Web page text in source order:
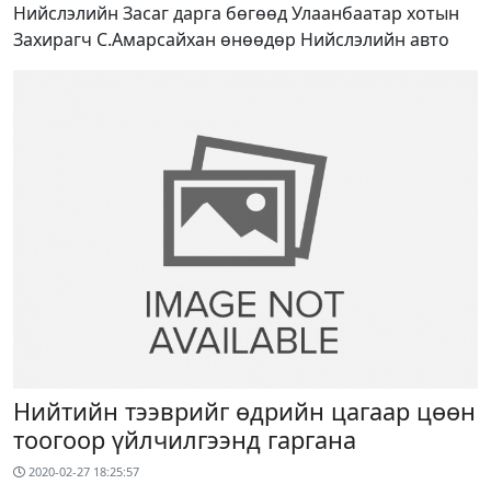
Нийслэлийн Засаг дарга бөгөөд Улаанбаатар хотын
Захирагч С.Амарсайхан өнөөдөр Нийслэлийн авто
Нийтийн тээврийг өдрийн цагаар цөөн
тоогоор үйлчилгээнд гаргана
2020-02-27 18:25:57